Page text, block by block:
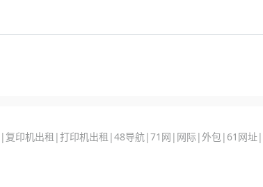
| 复印机出租 |打印机出租 |48导航|71网 | 网际|外包| 61网址|